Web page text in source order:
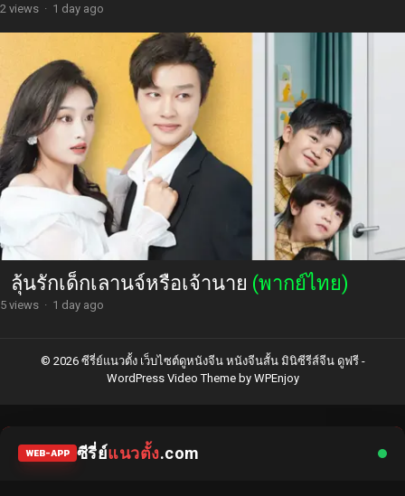
2 views · 1 day ago
ลุ้นรักเด็กเลานจ์หรือเจ้านาย (พากย์ไทย)
5 views · 1 day ago
© 2026 ซีรี่ย์แนวตั้ง เว็บไซต์ดูหนังจีน หนังจีนสั้น มินิซีรีส์จีน ดูฟรี -
WordPress Video Themeby WPEnjoy
WEB-APP ซีรี่ย์แนวตั้ง.com